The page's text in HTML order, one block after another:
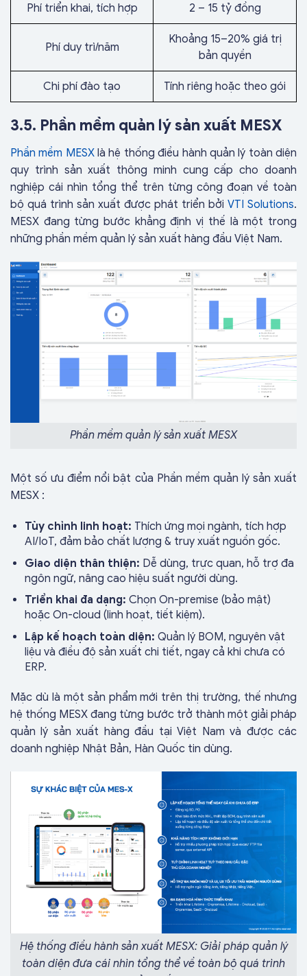
Phí triển khai, tích hợp 2 – 15 tỷ đồng
Phí duy trì/năm
Khoảng 15–20% giá trị
bản quyền
Chi phí đào tạo Tính riêng hoặc theo gói
3.5. Phần mềm quản lý sản xuất MESX
Phần mềm MESXlà hệ thống điều hành quản lý toàn diện
quy trình sản xuất thông minh cung cấp cho doanh
nghiệp cái nhìn tổng thể trên từng công đoạn về toàn
bộ quá trình sản xuất được phát triển bởi VTI Solutions.
MESX đang từng bước khẳng định vị thế là một trong
những phần mềm quản lý sản xuất hàng đầu Việt Nam.
Phần mềm quản lý sản xuất MESX
Một số ưu điểm nổi bật của Phần mềm quản lý sản xuất
MESX :
Tùy chỉnh linh hoạt: Thích ứng mọi ngành, tích hợp
AI/IoT, đảm bảo chất lượng & truy xuất nguồn gốc.
Giao diện thân thiện: Dễ dùng, trực quan, hỗ trợ đa
ngôn ngữ, nâng cao hiệu suất người dùng.
Triển khai đa dạng: Chọn On-premise (bảo mật)
hoặc On-cloud (linh hoạt, tiết kiệm).
Lập kế hoạch toàn diện: Quản lý BOM, nguyên vật
liệu và điều độ sản xuất chi tiết, ngay cả khi chưa có
ERP.
Mặc dù là một sản phẩm mới trên thị trường, thế nhưng
hệ thống MESX đang từng bước trở thành một giải pháp
quản lý sản xuất hàng đầu tại Việt Nam và được các
doanh nghiệp Nhật Bản, Hàn Quốc tin dùng.
Hệ thống điều hành sản xuất MESX: Giải pháp quản lý
toàn diện đưa cái nhìn tổng thể về toàn bộ quá trình